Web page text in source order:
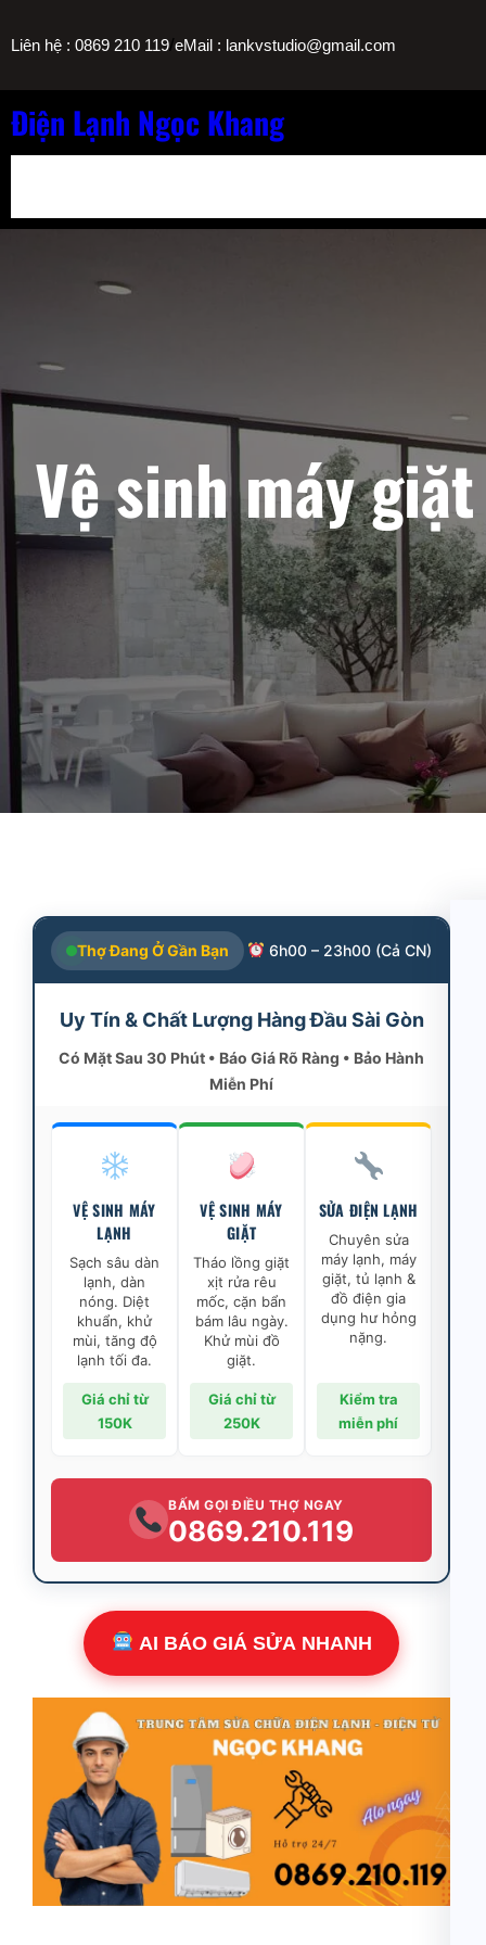
đến
nội
dung
Liên hệ : 0869 210 119/eMail : lankvstudio@gmail.com
Điện Lạnh Ngọc Khang
Vệ sinh máy
Thợ Đang Ở Gần Bạn 6h00 – 23h00 (Cả CN)
Uy Tín & Chất Lượng Hàng Đầu Sài Gòn
Có Mặt Sau 30 Phút • Báo Giá Rõ Ràng • Bảo Hành
Miễn Phí
VỆ SINH MÁY
LẠNH
Sạch sâu dàn
lạnh, dàn
nóng. Diệt
khuẩn, khử
mùi, tăng độ
lạnh tối đa.
Giá chỉ từ
150K
VỆ SINH MÁY
GIẶT
Tháo lồng giặt
xịt rửa rêu
mốc, cặn bẩn
bám lâu ngày.
Khử mùi đồ
giặt.
Giá chỉ từ
250K
SỬA ĐIỆN LẠNH
Chuyên sửa
máy lạnh, máy
giặt, tủ lạnh &
đồ điện gia
dụng hư hỏng
nặng.
Kiểm tra
miễn phí
BẤM GỌI ĐIỀU THỢ NGAY
0869.210.119
AI BÁO GIÁ SỬA NHANH